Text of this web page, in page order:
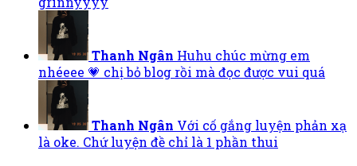
Thanh Ngân Huhu chúc mừng em
nhéeee 💗 chị bỏ blog rồi mà đọc được vui quá
Thanh Ngân Với cố gắng luyện phản xạ
là oke. Chứ luyện đề chỉ là 1 phần thui